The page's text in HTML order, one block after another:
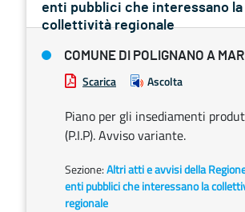
enti pubblici che interessano la
collettività regionale
COMUNE DI POLIGNANO A
Scarica Ascolta
Piano per gli insediamenti
(P.I.P). Avviso variante.
Sezione:Altri atti e avvisi della
enti pubblici che interessano la
regionale